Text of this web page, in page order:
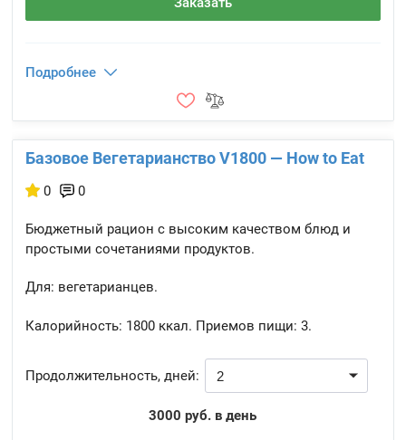
Подробнее
Базовое Вегетарианство V1800 — How to Eat
0 0
Бюджетный рацион с высоким качеством блюд и
простыми сочетаниями продуктов.
Для: вегетарианцев.
Калорийность: 1800 ккал. Приемов пищи: 3.
Продолжительность, дней:
3000 руб. в день